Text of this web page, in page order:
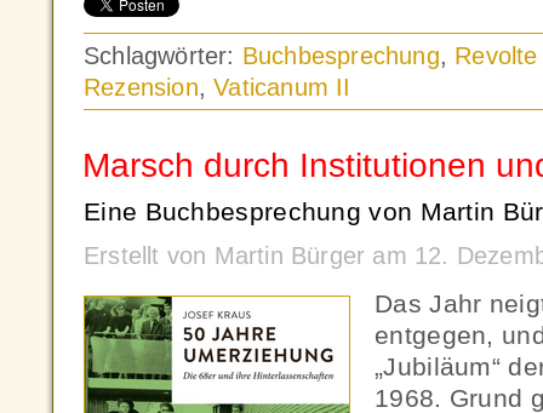
Schlagwörter: Buchbesprechung,
Rezension,Vaticanum II
Marsch durch Institutionen
Eine Buchbesprechung von Martin
Erstellt von Martin Bürger am 12.
Das Jahr
entgegen,
„Jubiläum“
1968. Grund